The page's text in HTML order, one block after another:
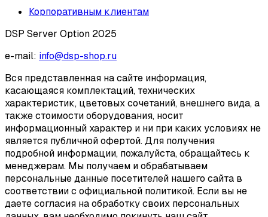
Корпоративным клиентам
DSP Server Option 2025
e-mail: info@dsp-shop.ru
Вся представленная на сайте информация,
касающаяся комплектаций, технических
характеристик, цветовых сочетаний, внешнего вида, а
также стоимости оборудования, носит
информационный характер и ни при каких условиях не
является публичной офертой. Для получения
подробной информации, пожалуйста, обращайтесь к
менеджерам. Мы получаем и обрабатываем
персональные данные посетителей нашего сайта в
соответствии с официальной политикой. Если вы не
даете согласия на обработку своих персональных